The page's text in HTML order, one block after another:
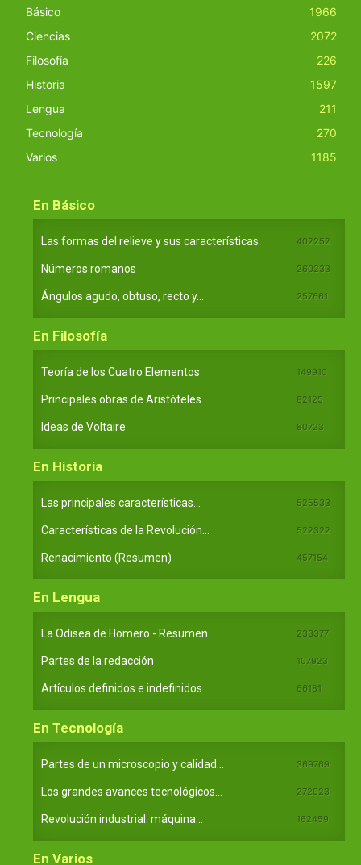
Básico
1966
Ciencias
2072
Filosofía
226
Historia
1597
Lengua
211
Tecnología
270
Varios
1185
En Básico
Las formas del relieve y sus características 402252
Números romanos 260233
Ángulos agudo, obtuso, recto y... 257661
En Filosofía
Teoría de los Cuatro Elementos 149910
Principales obras de Aristóteles 82125
Ideas de Voltaire 80723
En Historia
Las principales características... 525533
Características de la Revolución... 522322
Renacimiento (Resumen) 457154
En Lengua
La Odisea de Homero - Resumen 233377
Partes de la redacción 107923
Artículos definidos e indefinidos... 66181
En Tecnología
Partes de un microscopio y calidad... 369769
Los grandes avances tecnológicos... 272923
Revolución industrial: máquina... 162459
En Varios